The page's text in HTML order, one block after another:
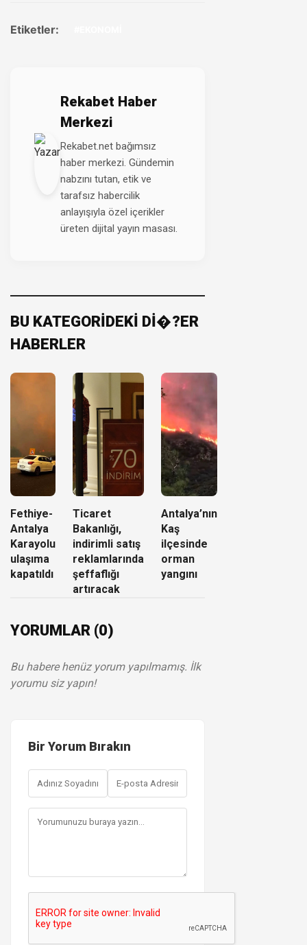
Etiketler:
Rekabet Haber
Merkezi
Rekabet.net bağımsız
haber merkezi. Gündemin
nabzını tutan, etik ve
tarafsız habercilik
anlayışıyla özel içerikler
üreten dijital yayın masası.
BU KATEGORİDEKİ Dİ�?ER
HABERLER
Fethiye-
Antalya
Karayolu
ulaşıma
kapatıldı
Ticaret
Bakanlığı,
indirimli satış
reklamlarında
şeffaflığı
artıracak
Antalya’nın
Kaş
ilçesinde
orman
yangını
YORUMLAR (0)
Bu habere henüz yorum yapılmamış. İlk
yorumu siz yapın!
Bir Yorum Bırakın